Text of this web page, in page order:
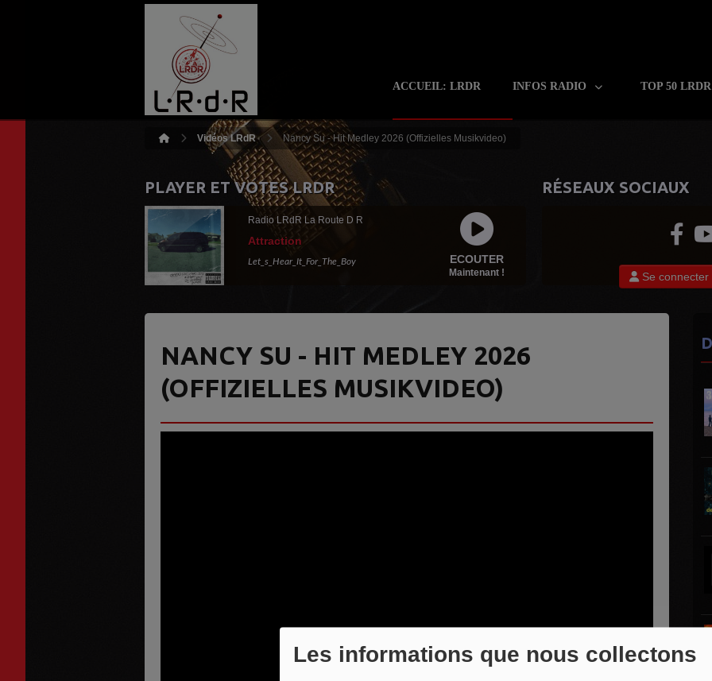
Les informations que nous collectons
ACCUEIL: LRDR INFOS RADIO TOP 50 LRDR
Vidéos LRdR Nancy Su - Hit Medley 2026 (Offizielles Musikvideo)
PLAYER ET VOTES LRDR
ECOUTER
Maintenant !
Radio LRdR La Route D R
Attraction
Let_s_Hear_It_For_The_Boy
RÉSEAUX SOCIAUX
Se connecter
NANCY SU - HIT MEDLEY 2026
(OFFIZIELLES MUSIKVIDEO)